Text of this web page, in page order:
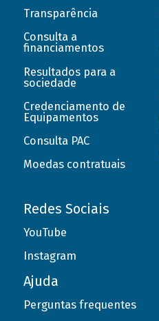
Transparência
Consulta a
financiamentos
Resultados para a
sociedade
Credenciamento de
Equipamentos
Consulta PAC
Moedas contratuais
Redes Sociais
YouTube
Instagram
Ajuda
Perguntas frequentes